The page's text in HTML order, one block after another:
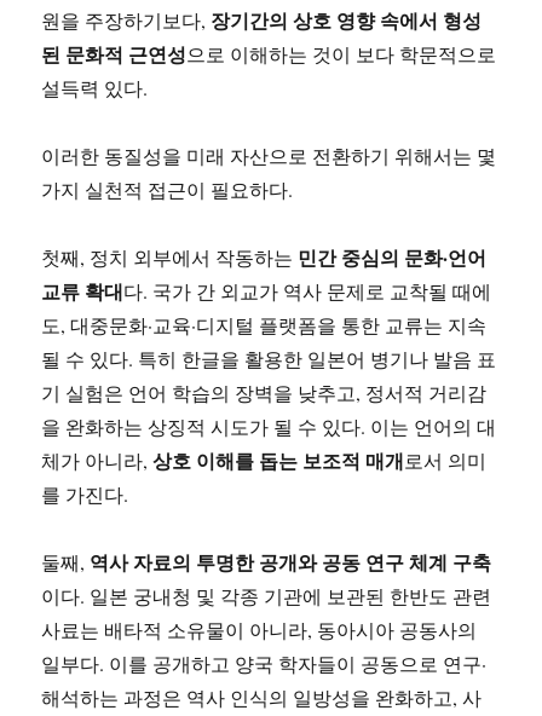
원을 주장하기보다, 장기간의 상호 영향 속에서 형성
된 문화적 근연성으로 이해하는 것이 보다 학문적으로
설득력 있다.
이러한 동질성을 미래 자산으로 전환하기 위해서는 몇
가지 실천적 접근이 필요하다.
첫째, 정치 외부에서 작동하는 민간 중심의 문화·언어
교류 확대다. 국가 간 외교가 역사 문제로 교착될 때에
도, 대중문화·교육·디지털 플랫폼을 통한 교류는 지속
될 수 있다. 특히 한글을 활용한 일본어 병기나 발음 표
기 실험은 언어 학습의 장벽을 낮추고, 정서적 거리감
을 완화하는 상징적 시도가 될 수 있다. 이는 언어의 대
체가 아니라,상호 이해를 돕는 보조적 매개로서 의미
를 가진다.
둘째, 역사 자료의 투명한 공개와 공동 연구 체계 구축
이다. 일본 궁내청 및 각종 기관에 보관된 한반도 관련
사료는 배타적 소유물이 아니라, 동아시아 공동사의
일부다. 이를 공개하고 양국 학자들이 공동으로 연구·
해석하는 과정은 역사 인식의 일방성을 완화하고, 사